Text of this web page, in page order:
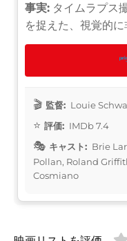
事実: タイムラプス
を捉えた、視覚的に
監督: Louie
評価: IMDb 7.4
キャスト: Brie
Pollan, Roland
Cosmiano